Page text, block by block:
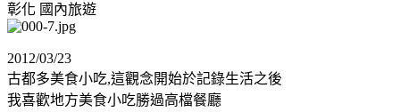
彰化 國內旅遊
2012/03/23
古都多美食小吃,這觀念開始於記錄生活之後
我喜歡地方美食小吃勝過高檔餐廳